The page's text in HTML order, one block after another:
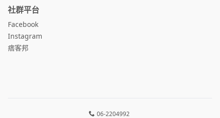
社群平台
Facebook
Instagram
痞客邦
06-2204992